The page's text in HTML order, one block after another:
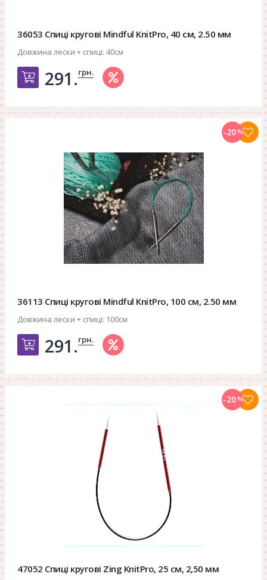
36053 Спиці кругові Mindful KnitPro, 40 см, 2.50 мм
Довжина лески + спиці: 40см
Добавить в корзину
291.грн.
36113 Спиці кругові Mindful KnitPro, 100 см, 2.50 мм
Довжина лески + спиці: 100см
Добавить в корзину
291.грн.
-20%
47052 Спиці кругові Zing KnitPro, 25 см, 2,50 мм
-20%